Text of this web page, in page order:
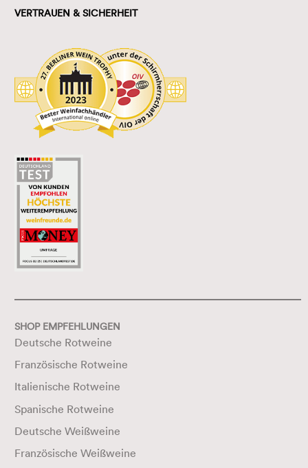
VERTRAUEN & SICHERHEIT
SHOP EMPFEHLUNGEN
Deutsche Rotweine
Französische Rotweine
Italienische Rotweine
Spanische Rotweine
Deutsche Weißweine
Französische Weißweine